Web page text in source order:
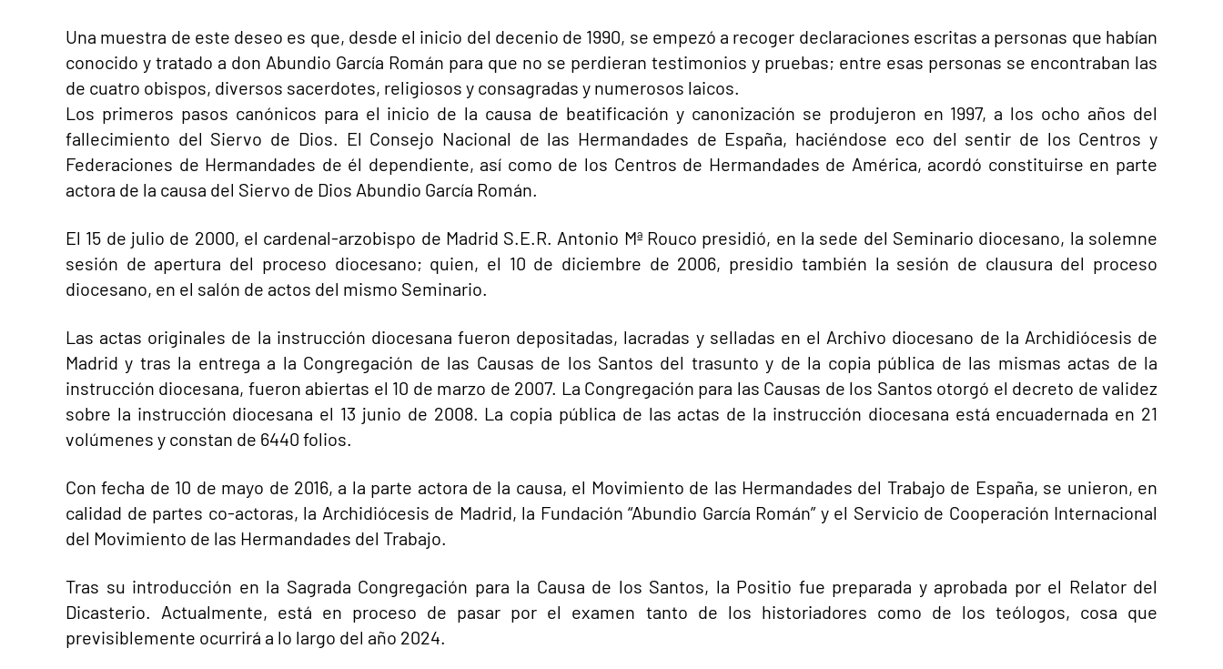
Una muestra de este deseo es que, desde el inicio del decenio de 1990, se empezó a recoger declaraciones escritas a personas que habían
conocido y tratado a don Abundio García Román para que no se perdieran testimonios y pruebas; entre esas personas se encontraban las
de cuatro obispos, diversos sacerdotes, religiosos y consagradas y numerosos laicos.
Los primeros pasos canónicos para el inicio de la causa de beatificación y canonización se produjeron en 1997, a los ocho años del
fallecimiento del Siervo de Dios. El Consejo Nacional de las Hermandades de España, haciéndose eco del sentir de los Centros y
Federaciones de Hermandades de él dependiente, así como de los Centros de Hermandades de América, acordó constituirse en parte
actora de la causa del Siervo de Dios Abundio García Román.
El 15 de julio de 2000, el cardenal-arzobispo de Madrid S.E.R. Antonio Mª Rouco presidió, en la sede del Seminario diocesano, la solemne
sesión de apertura del proceso diocesano; quien, el 10 de diciembre de 2006, presidio también la sesión de clausura del proceso
diocesano, en el salón de actos del mismo Seminario.
Las actas originales de la instrucción diocesana fueron depositadas, lacradas y selladas en el Archivo diocesano de la Archidiócesis de
Madrid y tras la entrega a la Congregación de las Causas de los Santos del trasunto y de la copia pública de las mismas actas de la
instrucción diocesana, fueron abiertas el 10 de marzo de 2007. La Congregación para las Causas de los Santos otorgó el decreto de validez
sobre la instrucción diocesana el 13 junio de 2008. La copia pública de las actas de la instrucción diocesana está encuadernada en 21
volúmenes y constan de 6440 folios.
Con fecha de 10 de mayo de 2016, a la parte actora de la causa, el Movimiento de las Hermandades del Trabajo de España, se unieron, en
calidad de partes co-actoras, la Archidiócesis de Madrid, la Fundación “Abundio García Román” y el Servicio de Cooperación Internacional
del Movimiento de las Hermandades del Trabajo.
Tras su introducción en la Sagrada Congregación para la Causa de los Santos, la Positio fue preparada y aprobada por el Relator del
Dicasterio. Actualmente, está en proceso de pasar por el examen tanto de los historiadores como de los teólogos, cosa que
previsiblemente ocurrirá a lo largo del año 2024.